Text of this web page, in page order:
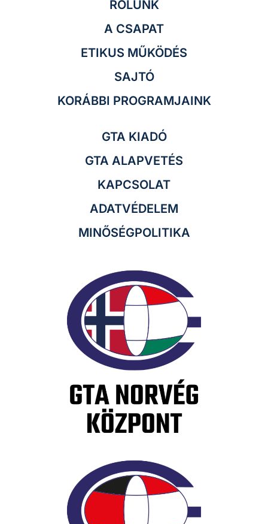
RÓLUNK
A CSAPAT
ETIKUS MŰKÖDÉS
SAJTÓ
KORÁBBI PROGRAMJAINK
GTA KIADÓ
GTA ALAPVETÉS
KAPCSOLAT
ADATVÉDELEM
MINŐSÉGPOLITIKA